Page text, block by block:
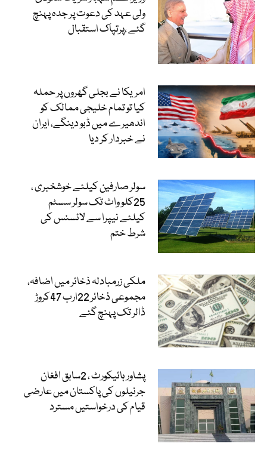
ولی عہد کی دعوت پر جدہ پہنچ
گئے ،پرتپاک استقبال
امریکا نے بجلی گھروں پر حملہ
کیا تو تمام خلیجی ممالک کو
اندھیرے میں ڈبو دینگے، ایران
نے خبردار کر دیا
سولر صارفین کیلئے خوشخبری ،
25کلو واٹ تک سولر سسٹم
کیلئے نیپرا سے لائسنس کی
شرط ختم
ملکی زرمبادلہ ذخائر میں اضافہ،
مجموعی ذخائر 22ارب 47کروڑ
ڈالر تک پہنچ گئے
پشاور ہائیکورٹ ، 2سابق افغان
جرنیلوں کی پاکستان میں عارضی
قیام کی درخواستیں مسترد